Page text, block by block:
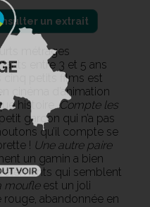
un extrait
métrages
entre 3 et 5 ans
cinq petits films est
cinéma d’animation
histoire.Compte les
garçon qui n’a pas
qu’il compte se
! Une autre paire
un gamin a bien
qui semblent
moufleest un joli
abandonnée en